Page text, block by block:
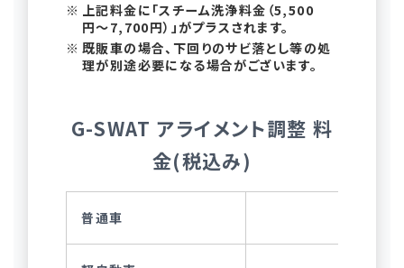
上記料金に「スチーム洗浄料金（5,500
円〜7,700円）」がプラスされます。
既販車の場合、下回りのサビ落とし等の処
理が別途必要になる場合がございます。
G-SWAT アライメント調整 料
金(税込み)
普通車